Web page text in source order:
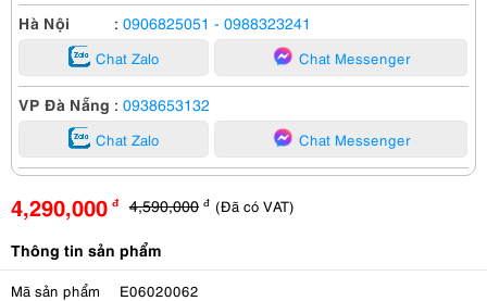
Hà Nội : 0906825051 - 0988323241
Chat Zalo Chat Messenger
VP Đà Nẵng : 0938653132
Chat Zalo Chat Messenger
4,290,000 đ 4,590,000 đ (Đã có VAT)
Thông tin sản phẩm
Mã sản phẩm E06020062